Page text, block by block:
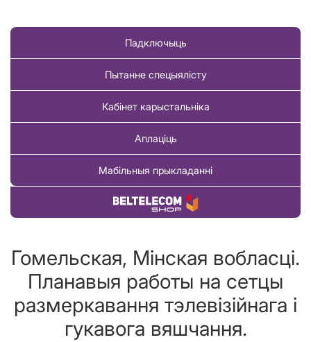
Падключыць
Пытанне спецыялісту
Кабінет карыстальніка
Аплаціць
Мабільныя прыкладанні
Купіць тавар
Гомельская, Мінская вобласцi.
Планавыя работы на сетцы
размеркавання тэлевізійнага і
гукавога вяшчання.